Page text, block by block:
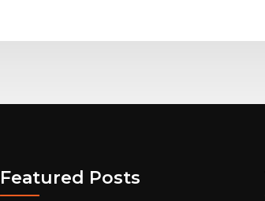
Featured Posts